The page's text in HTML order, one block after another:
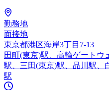
勤務地
面接地
東京都港区海岸3丁目7-13
田町(東京)駅、高輪ゲートウ
駅、三田(東京)駅、品川駅、
駅